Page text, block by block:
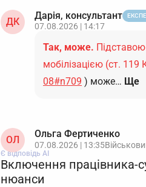
ДК
Дарія, консультант
07.08.2026 | 14:17
Так, може. Підставою
мобілізацією (ст. 119
08#n709 ) може… Ще
ОЛ
Ольга Фертиченко
07.08.2026 | 13:35
Є відповідь АІ
Включення працівника-
нюанси